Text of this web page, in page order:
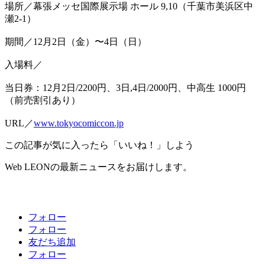
場所／幕張メッセ国際展示場 ホール 9,10（千葉市美浜区中
瀬2-1）
期間／12月2日（金）〜4日（日）
入場料／
当日券：12月2日/2200円、3日,4日/2000円、中高生 1000円
（前売割引あり）
URL／www.tokyocomiccon.jp
この記事が気に入ったら「いいね！」しよう
Web LEONの最新ニュースをお届けします。
フォロー
フォロー
友だち追加
フォロー